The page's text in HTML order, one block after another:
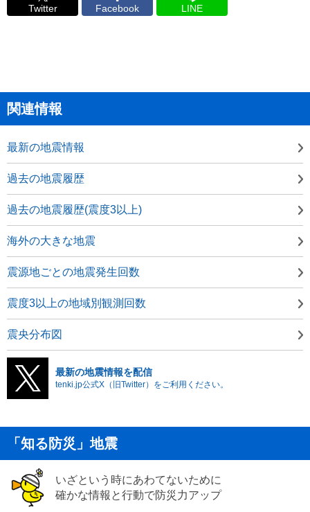
Twitter Facebook LINE
関連情報
最新の地震情報
過去の地震履歴
過去の地震履歴(震度3以上)
海外の大きな地震
震源地ごとの地震発生回数
震度3以上の地域別観測回数
震央分布図
最新の地震情報を配信
tenki.jp公式X（旧Twitter）をご利用ください。
「知る防災」地震
いざという時にあわてないために
確かな情報と行動で防災力アップ